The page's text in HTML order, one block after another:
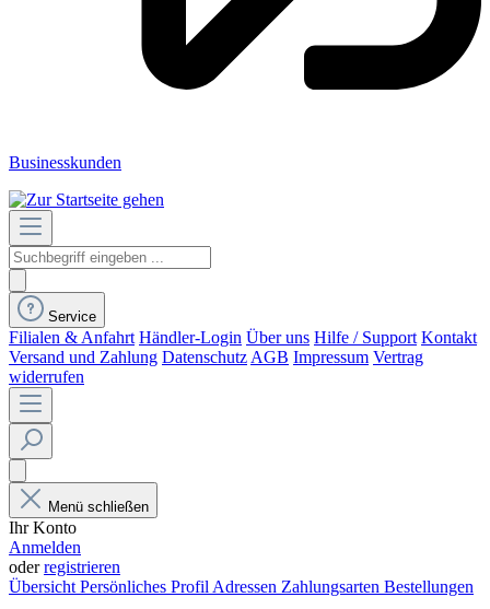
Businesskunden
Service
Filialen & Anfahrt Händler-Login Über uns Hilfe / Support Kontakt
Versand und Zahlung Datenschutz AGB Impressum Vertrag
widerrufen
Menü schließen
Ihr Konto
Anmelden
oderregistrieren
Übersicht Persönliches Profil Adressen Zahlungsarten Bestellungen